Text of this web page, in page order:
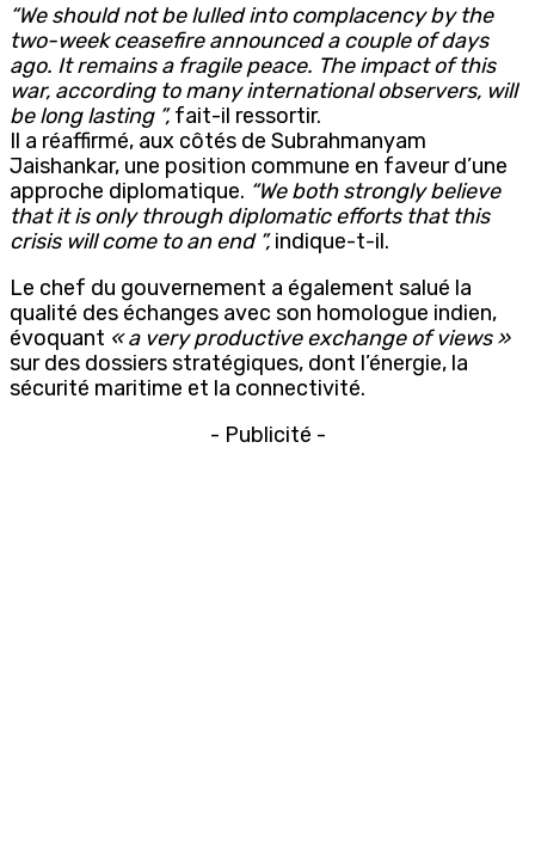
“We should not be lulled into complacency by the
two-week ceasefire announced a couple of days
ago. It remains a fragile peace. The impact of this
war, according to many international observers, will
be long lasting ”,fait-il ressortir.
Il a réaffirmé, aux côtés de Subrahmanyam
Jaishankar, une position commune en faveur d’une
approche diplomatique. “We both strongly believe
that it is only through diplomatic efforts that this
crisis will come to an end ”,indique-t-il.
Le chef du gouvernement a également salué la
qualité des échanges avec son homologue indien,
évoquant « a very productive exchange of views »
sur des dossiers stratégiques, dont l’énergie, la
sécurité maritime et la connectivité.
- Publicité -